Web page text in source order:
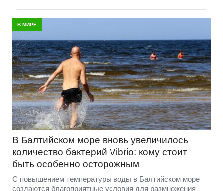
В МИРЕ
В Балтийском море вновь увеличилось
количество бактерий Vibrio: кому стоит
быть особенно осторожным
С повышением температуры воды в Балтийском море
создаются благоприятные условия для размножения